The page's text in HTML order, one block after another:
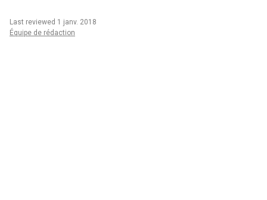
Last reviewed 1 janv. 2018
Équipe de rédaction